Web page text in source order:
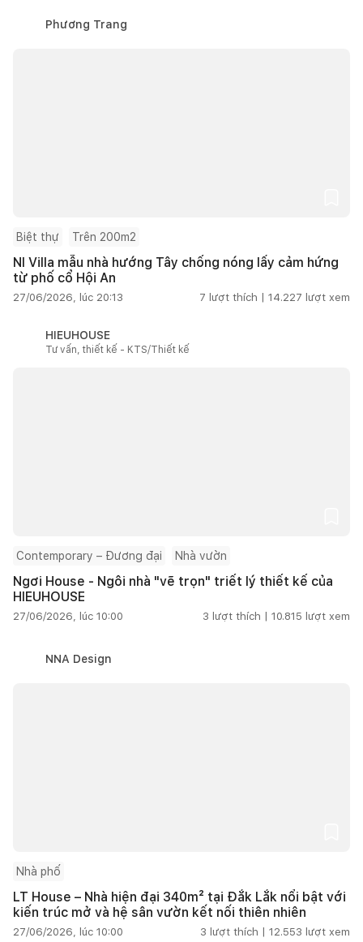
Phương Trang
Biệt thự Trên 200m2
NI Villa mẫu nhà hướng Tây chống nóng lấy cảm hứng
từ phố cổ Hội An
27/06/2026, lúc 20:13 7 lượt thích | 14.227 lượt xem
HIEUHOUSE
Tư vấn, thiết kế - KTS/Thiết kế
Contemporary – Đương đại Nhà vườn
Ngơi House - Ngôi nhà "vẽ trọn" triết lý thiết kế của
HIEUHOUSE
27/06/2026, lúc 10:00 3 lượt thích | 10.815 lượt xem
NNA Design
Nhà phố
LT House – Nhà hiện đại 340m² tại Đắk Lắk nổi bật với
kiến trúc mở và hệ sân vườn kết nối thiên nhiên
27/06/2026, lúc 10:00 3 lượt thích | 12.553 lượt xem